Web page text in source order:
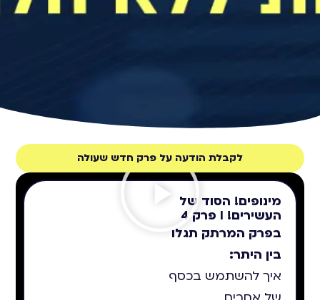
לקבלת הודעה על פרק חדש שעולה
מינופים! הסוד של
העשירים! I פרק 4
בפרק המרתק תגלו
בין היתר:
איך להשתמש בכסף